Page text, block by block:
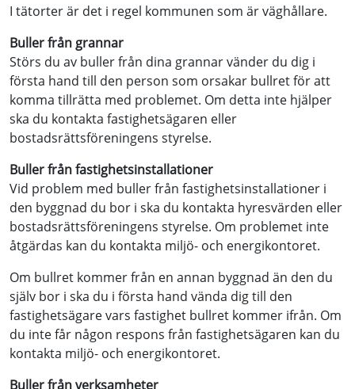
I tätorter är det i regel kommunen som är väghållare.
Buller från grannar
Störs du av buller från dina grannar vänder du dig i
första hand till den person som orsakar bullret för att
komma tillrätta med problemet. Om detta inte hjälper
ska du kontakta fastighetsägaren eller
bostadsrättsföreningens styrelse.
Buller från fastighetsinstallationer
Vid problem med buller från fastighetsinstallationer i
den byggnad du bor i ska du kontakta hyresvärden eller
bostadsrättsföreningens styrelse. Om problemet inte
åtgärdas kan du kontakta miljö- och energikontoret.
Om bullret kommer från en annan byggnad än den du
själv bor i ska du i första hand vända dig till den
fastighetsägare vars fastighet bullret kommer ifrån. Om
du inte får någon respons från fastighetsägaren kan du
kontakta miljö- och energikontoret.
Buller från verksamheter